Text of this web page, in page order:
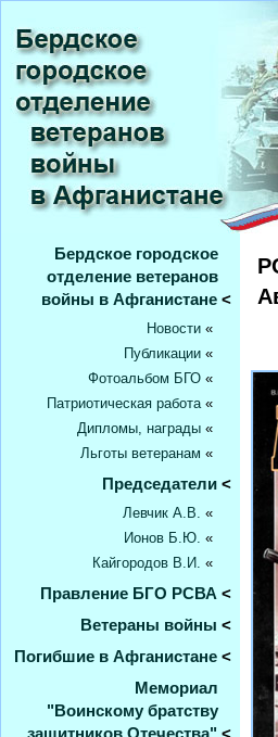
Бердское городское
отделение ветеранов
войны в Афганистане <
Новости «
Публикации «
Фотоальбом БГО «
Патриотическая работа«
Дипломы, награды «
Льготы ветеранам «
Председатели <
Левчик А.В. «
Ионов Б.Ю. «
Кайгородов В.И. «
Правление БГО РСВА <
Ветераны войны <
Погибшие в Афганистане <
Мемориал
"Воинскому братству
защитников Отечества" <